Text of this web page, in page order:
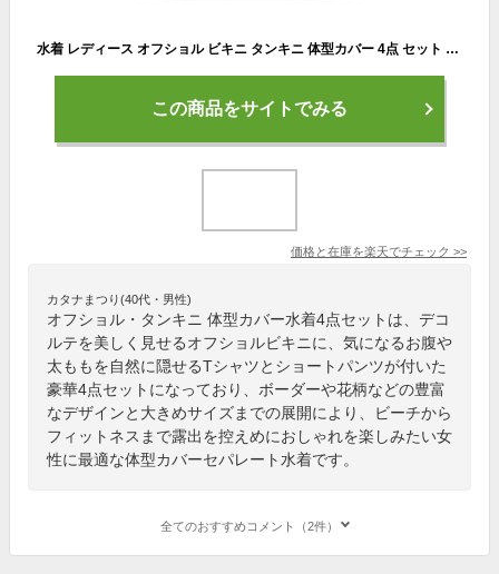
水着 レディース オフショル ビキニ タンキニ 体型カバー 4点 セット セパレート ホルターネック ボーダー 花柄 大きいサイズ フィットネス 短パン Tシャツ
この商品をサイトでみる
価格と在庫を楽天でチェック >>
カタナまつり(40代・男性)
オフショル・タンキニ 体型カバー水着4点セットは、デコ
ルテを美しく見せるオフショルビキニに、気になるお腹や
太ももを自然に隠せるTシャツとショートパンツが付いた
豪華4点セットになっており、ボーダーや花柄などの豊富
なデザインと大きめサイズまでの展開により、ビーチから
フィットネスまで露出を控えめにおしゃれを楽しみたい女
性に最適な体型カバーセパレート水着です。
全てのおすすめコメント（2件）